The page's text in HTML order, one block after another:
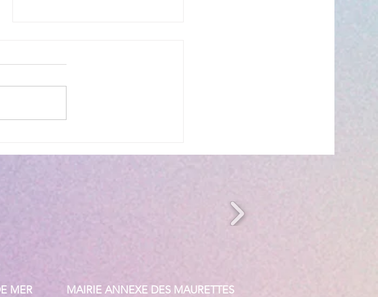
Villeneuve Loubet ! ☀️🎤
MER
MAIRIE ANNEXE DES MAURETTES